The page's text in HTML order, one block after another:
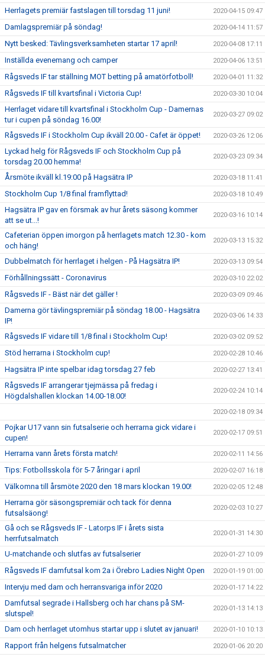
Herrlagets premiär fastslagen till torsdag 11 juni! 2020-04-15 09:47
Damlagspremiär på söndag! 2020-04-14 11:57
Nytt besked: Tävlingsverksamheten startar 17 april! 2020-04-08 17:11
Inställda evenemang och camper 2020-04-06 13:51
Rågsveds IF tar ställning MOT betting på amatörfotboll! 2020-04-01 11:32
Rågsveds IF till kvartsfinal i Victoria Cup! 2020-03-30 10:04
Herrlaget vidare till kvartsfinal i Stockholm Cup - Damernas
tur i cupen på söndag 16.00!
2020-03-27 09:02
Rågsveds IF i Stockholm Cup ikväll 20.00 - Cafet är öppet! 2020-03-26 12:06
Lyckad helg för Rågsveds IF och Stockholm Cup på
torsdag 20.00 hemma!
2020-03-23 09:34
Årsmöte ikväll kl.19:00 på Hagsätra IP 2020-03-18 11:41
Stockholm Cup 1/8 final framflyttad! 2020-03-18 10:49
Hagsätra IP gav en försmak av hur årets säsong kommer
att se ut...!
2020-03-16 10:14
Cafeterian öppen imorgon på herrlagets match 12.30 - kom
och häng!
2020-03-13 15:32
Dubbelmatch för herrlaget i helgen - På Hagsätra IP! 2020-03-13 09:54
Förhållningssätt - Coronavirus 2020-03-10 22:02
Rågsveds IF - Bäst när det gäller ! 2020-03-09 09:46
Damerna gör tävlingspremiär på söndag 18.00 - Hagsätra
IP!
2020-03-06 14:33
Rågsveds IF vidare till 1/8 final i Stockholm Cup! 2020-03-02 09:52
Stöd herrarna i Stockholm cup! 2020-02-28 10:46
Hagsätra IP inte spelbar idag torsdag 27 feb 2020-02-27 13:41
Rågsveds IF arrangerar tjejmässa på fredag i
Högdalshallen klockan 14.00-18.00!
2020-02-24 10:14
2020-02-18 09:34
Pojkar U17 vann sin futsalserie och herrarna gick vidare i
cupen!
2020-02-17 09:51
Herrarna vann årets första match! 2020-02-11 14:56
Tips: Fotbollsskola för 5-7 åringar i april 2020-02-07 16:18
Välkomna till årsmöte 2020 den 18 mars klockan 19.00! 2020-02-05 12:48
Herrarna gör säsongspremiär och tack för denna
futsalsäong!
2020-02-03 10:27
Gå och se Rågsveds IF - Latorps IF i årets sista
herrfutsalmatch
2020-01-31 14:30
U-matchande och slutfas av futsalserier 2020-01-27 10:09
Rågsveds IF damfutsal kom 2a i Örebro Ladies Night Open 2020-01-19 01:00
Intervju med dam och herransvariga inför 2020 2020-01-17 14:22
Damfutsal segrade i Hallsberg och har chans på SM-
slutspel!
2020-01-13 14:13
Dam och herrlaget utomhus startar upp i slutet av januari! 2020-01-10 10:13
Rapport från helgens futsalmatcher 2020-01-06 20:20